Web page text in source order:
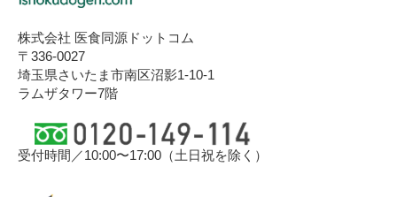
株式会社 医食同源ドットコム
〒336-0027
埼玉県さいたま市南区沼影1-10-1
ラムザタワー7階
受付時間／10:00〜17:00（土日祝を除く）